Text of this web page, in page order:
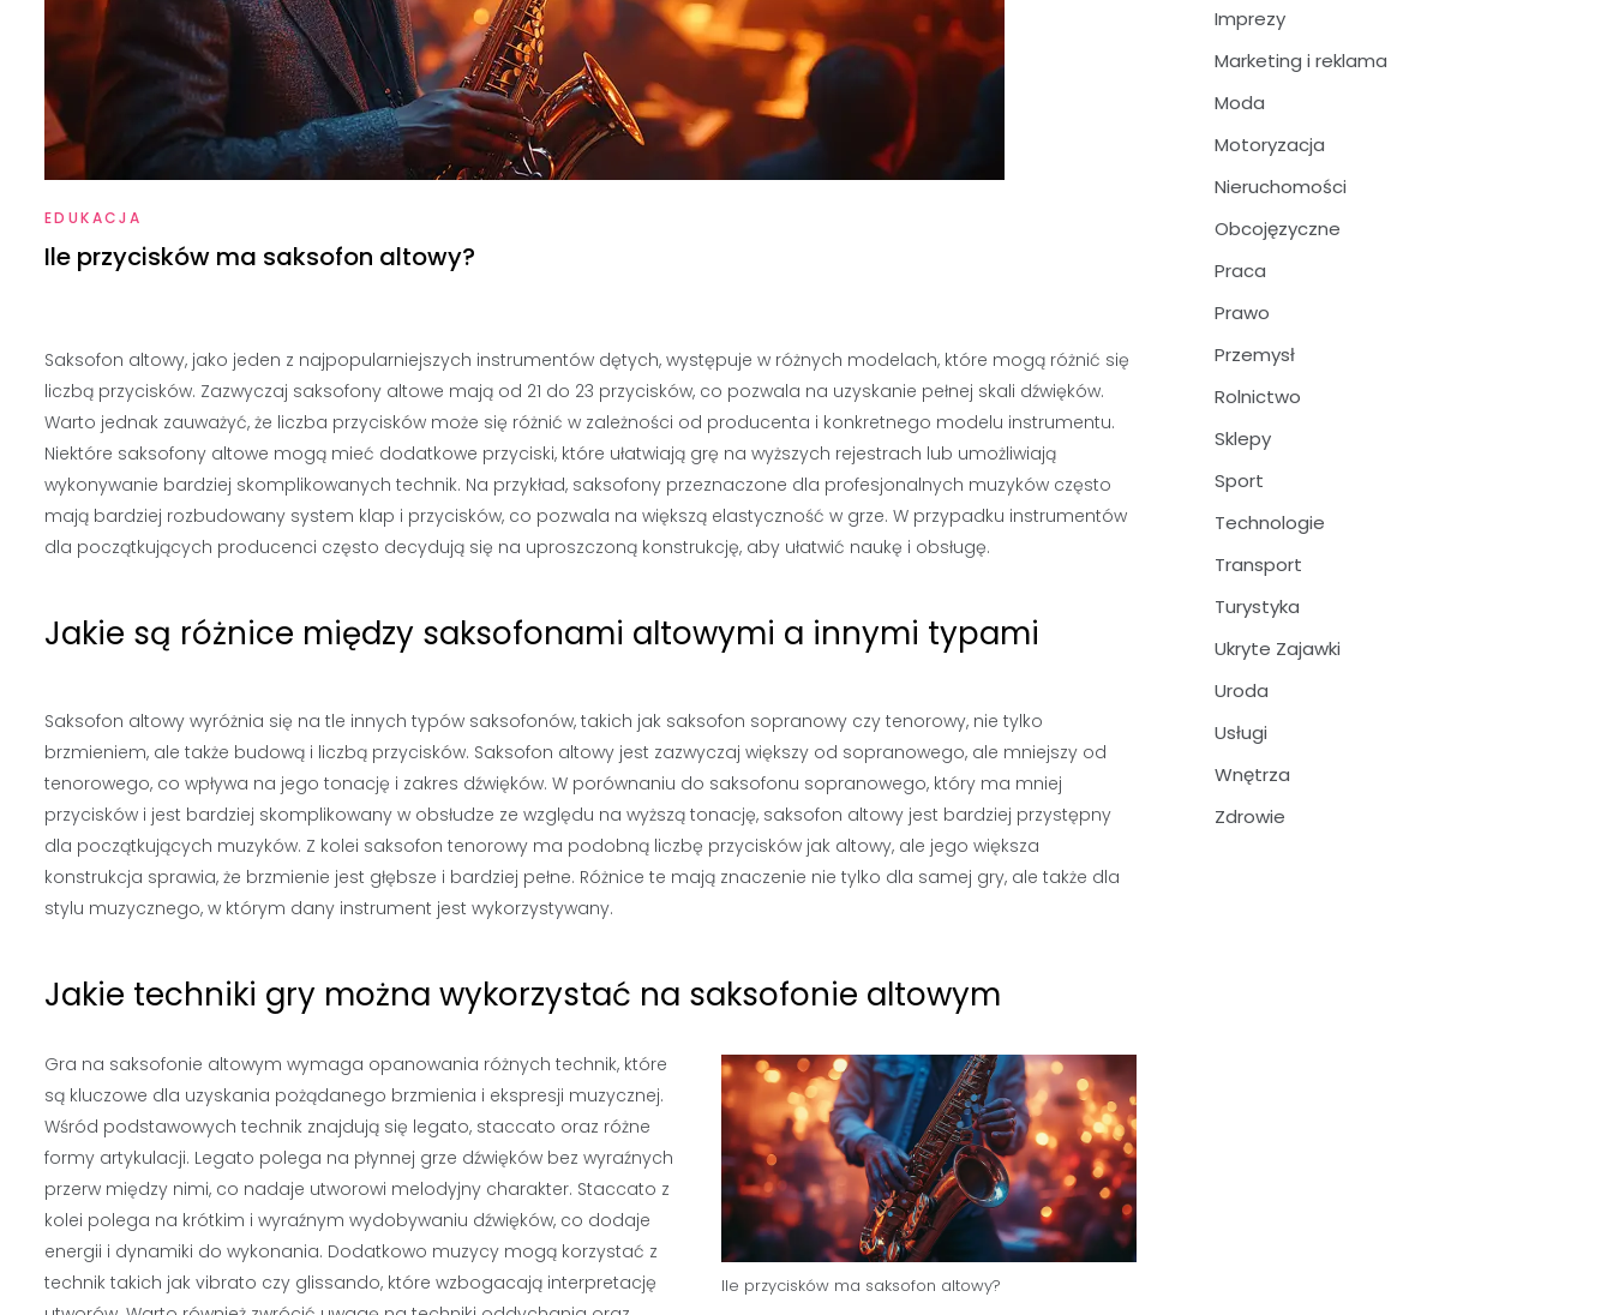
EDUKACJA
Ile przycisków ma saksofon altowy?
Saksofon altowy, jako jeden z najpopularniejszych instrumentów dętych, występuje w różnych modelach, które mogą różnić się
liczbą przycisków. Zazwyczaj saksofony altowe mają od 21 do 23 przycisków, co pozwala na uzyskanie pełnej skali dźwięków.
Warto jednak zauważyć, że liczba przycisków może się różnić w zależności od producenta i konkretnego modelu instrumentu.
Niektóre saksofony altowe mogą mieć dodatkowe przyciski, które ułatwiają grę na wyższych rejestrach lub umożliwiają
wykonywanie bardziej skomplikowanych technik. Na przykład, saksofony przeznaczone dla profesjonalnych muzyków często
mają bardziej rozbudowany system klap i przycisków, co pozwala na większą elastyczność w grze. W przypadku instrumentów
dla początkujących producenci często decydują się na uproszczoną konstrukcję, aby ułatwić naukę i obsługę.
Jakie są różnice między saksofonami altowymi a innymi typami
Saksofon altowy wyróżnia się na tle innych typów saksofonów, takich jak saksofon sopranowy czy tenorowy, nie tylko
brzmieniem, ale także budową i liczbą przycisków. Saksofon altowy jest zazwyczaj większy od sopranowego, ale mniejszy od
tenorowego, co wpływa na jego tonację i zakres dźwięków. W porównaniu do saksofonu sopranowego, który ma mniej
przycisków i jest bardziej skomplikowany w obsłudze ze względu na wyższą tonację, saksofon altowy jest bardziej przystępny
dla początkujących muzyków. Z kolei saksofon tenorowy ma podobną liczbę przycisków jak altowy, ale jego większa
konstrukcja sprawia, że brzmienie jest głębsze i bardziej pełne. Różnice te mają znaczenie nie tylko dla samej gry, ale także dla
stylu muzycznego, w którym dany instrument jest wykorzystywany.
Jakie techniki gry można wykorzystać na saksofonie altowym
Ile przycisków ma saksofon altowy?
Gra na saksofonie altowym wymaga opanowania różnych technik, które
są kluczowe dla uzyskania pożądanego brzmienia i ekspresji muzycznej.
Wśród podstawowych technik znajdują się legato, staccato oraz różne
formy artykulacji. Legato polega na płynnej grze dźwięków bez wyraźnych
przerw między nimi, co nadaje utworowi melodyjny charakter. Staccato z
kolei polega na krótkim i wyraźnym wydobywaniu dźwięków, co dodaje
energii i dynamiki do wykonania. Dodatkowo muzycy mogą korzystać z
technik takich jak vibrato czy glissando, które wzbogacają interpretację
Imprezy
Marketing i reklama
Moda
Motoryzacja
Nieruchomości
Obcojęzyczne
Praca
Prawo
Przemysł
Rolnictwo
Sklepy
Sport
Technologie
Transport
Turystyka
Ukryte Zajawki
Uroda
Usługi
Wnętrza
Zdrowie